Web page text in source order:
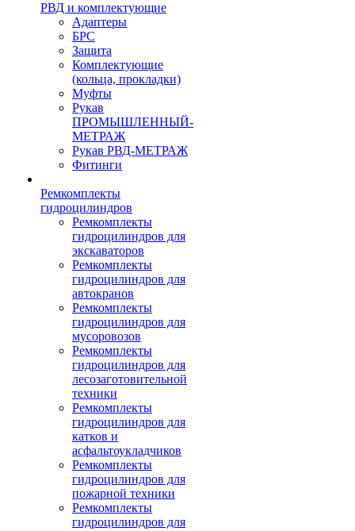
РВД и комплектующие
Адаптеры
БРС
Защита
Комплектующие
(кольца, прокладки)
Муфты
Рукав
ПРОМЫШЛЕННЫЙ-
МЕТРАЖ
Рукав РВД-МЕТРАЖ
Фитинги
Ремкомплекты
гидроцилиндров
Ремкомплекты
гидроцилиндров для
экскаваторов
Ремкомплекты
гидроцилиндров для
автокранов
Ремкомплекты
гидроцилиндров для
мусоровозов
Ремкомплекты
гидроцилиндров для
лесозаготовительной
техники
Ремкомплекты
гидроцилиндров для
катков и
асфальтоукладчиков
Ремкомплекты
гидроцилиндров для
пожарной техники
Ремкомплекты
гидроцилиндров для